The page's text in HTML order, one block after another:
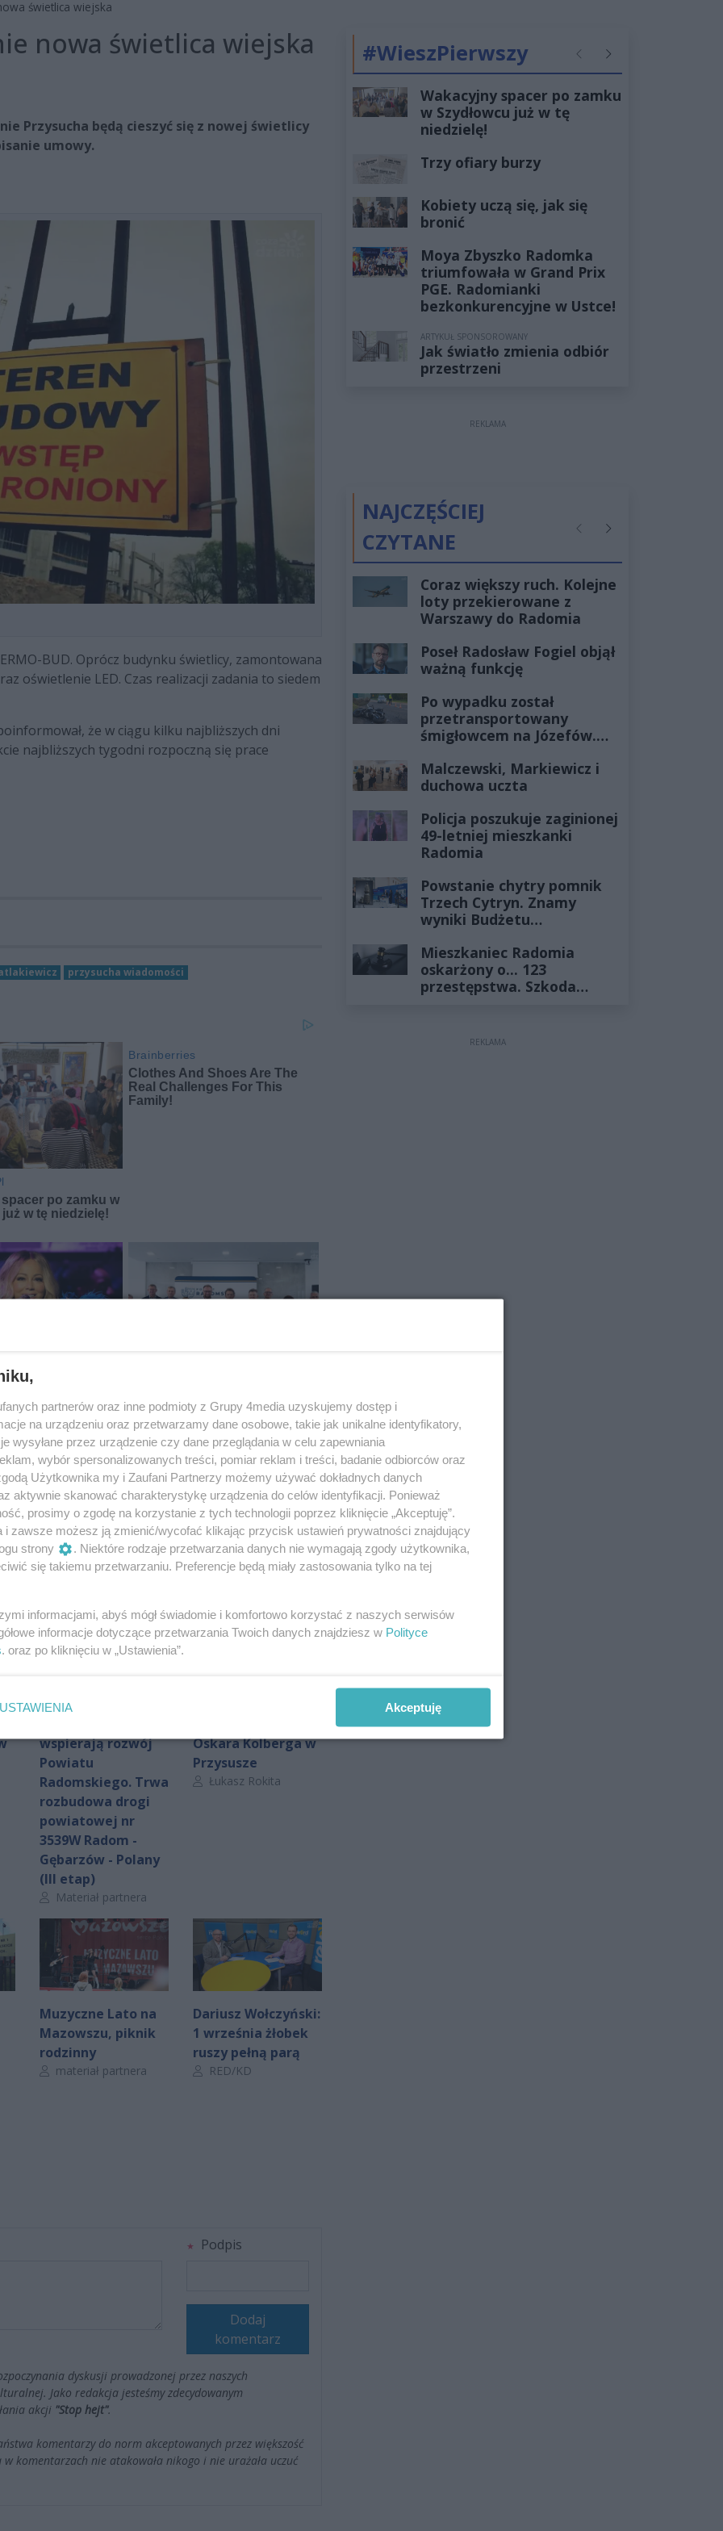
świetlica wiejska
nowa świetlica wiejska
Przysucha będą cieszyć się z nowej świetlicy
umowy.
BUD. Oprócz budynku świetlicy, zamontowana
oświetlenie LED. Czas realizacji zadania to siedem
że w ciągu kilku najbliższych dni
najbliższych tygodni rozpoczną się prace
przysucha wiadomości
Oceń
0 0
Fundusze
wspierają rozwój
Powiatu
Radomskiego. Trwa
rozbudowa drogi
powiatowej nr
3539W Radom -
Gębarzów - Polany
(III etap)
Autor artykułu:
Materiał partnera
Oskara Kolberga w
Przysusze
Autor artykułu:
Łukasz Rokita
Muzyczne Lato na
Mazowszu, piknik
rodzinny
Autor artykułu:
materiał partnera
Dariusz Wołczyński:
1 września żłobek
ruszy pełną parą
Autor artykułu:
RED/KD
Podpis
Dodaj
komentarz
dyskusji prowadzonej przez naszych
Jako redakcja jesteśmy zdecydowanym
akcji "Stop hejt".
komentarzy do norm akceptowanych przez większość
w komentarzach nie atakowała nikogo i nie urażała uczuć
#WieszPierwszy PoprzednieNastępne
Wakacyjny spacer po zamku
w Szydłowcu już w tę
niedzielę!
Trzy ofiary burzy
Kobiety uczą się, jak się
bronić
Moya Zbyszko Radomka
triumfowała w Grand Prix
PGE. Radomianki
bezkonkurencyjne w Ustce!
ARTYKUŁ SPONSOROWANY
Jak światło zmienia odbiór
przestrzeni
REKLAMA
NAJCZĘŚCIEJ
CZYTANE
PoprzednieNastępne
Coraz większy ruch. Kolejne
loty przekierowane z
Warszawy do Radomia
Poseł Radosław Fogiel objął
ważną funkcję
Po wypadku został
przetransportowany
śmigłowcem na Józefów.
żyłach
Malczewski, Markiewicz i
duchowa uczta
Policja poszukuje zaginionej
49-letniej mieszkanki
Radomia
Powstanie chytry pomnik
Trzech Cytryn. Znamy
wyniki Budżetu
Mieszkaniec Radomia
oskarżony o... 123
przestępstwa. Szkoda
REKLAMA
partnerów oraz inne podmioty z Grupy 4media uzyskujemy dostęp i
na urządzeniu oraz przetwarzamy dane osobowe, takie jak unikalne identyfikatory,
wysyłane przez urządzenie czy dane przeglądania w celu zapewniania
wybór spersonalizowanych treści, pomiar reklam i treści, badanie odbiorców oraz
Użytkownika my i Zaufani Partnerzy możemy używać dokładnych danych
aktywnie skanować charakterystykę urządzenia do celów identyfikacji. Ponieważ
prosimy o zgodę na korzystanie z tych technologii poprzez kliknięcie „Akceptuję”.
i zawsze możesz ją zmienić/wycofać klikając przycisk ustawień prywatności znajdujący
strony
. Niektóre rodzaje przetwarzania danych nie wymagają zgody użytkownika,
się takiemu przetwarzaniu. Preferencje będą miały zastosowania tylko na tej
informacjami, abyś mógł świadomie i komfortowo korzystać z naszych serwisów
informacje dotyczące przetwarzania Twoich danych znajdziesz w Polityce
. oraz po kliknięciu w „Ustawienia”.
USTAWIENIA Akceptuję